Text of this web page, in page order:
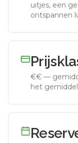
uitjes, een
ontspannen
€€ —
het